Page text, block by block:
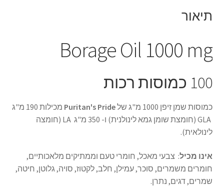
תיאור
Borage Oil 1000 mg
100 כמוסות רכות
כמוסות שמן זיפן 1000 מ"ג של Puritan's Pride
מכילות 190 מ"ג
GLA (חומצת שומן גמא לינולנית) ו- 350 מ"ג LA (חומצה
לינולאית).
אינו מכיל: צבעי מאכל, חומרי טעם וממתיקים מלאכותיים,
חומרים משמרים, סוכר, עמילן, חלב, לקטוז, סויה, גלוטן, חיטה,
שמרים, דגים, נתרן.